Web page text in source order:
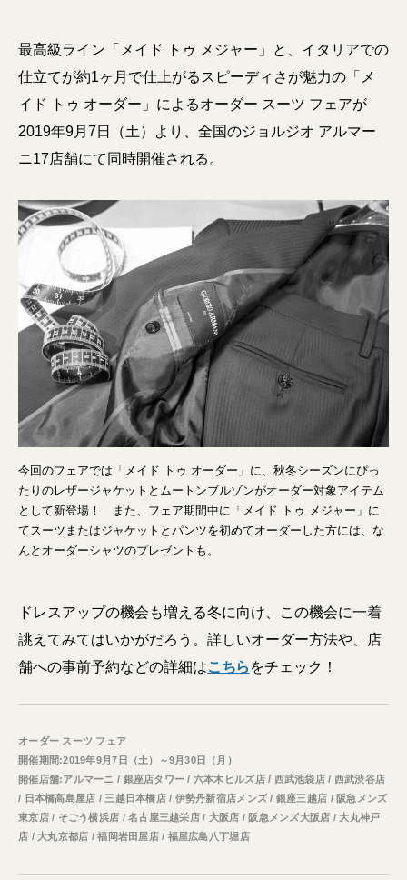
最高級ライン「メイド トゥ メジャー」と、イタリアでの
仕立てが約1ヶ月で仕上がるスピーディさが魅力の「メ
イド トゥ オーダー」によるオーダー スーツ フェアが
2019年9月7日（土）より、全国のジョルジオ アルマー
ニ17店舗にて同時開催される。
今回のフェアでは「メイド トゥ オーダー」に、秋冬シーズンにぴっ
たりのレザージャケットとムートンブルゾンがオーダー対象アイテム
として新登場！ また、フェア期間中に「メイド トゥ メジャー」に
てスーツまたはジャケットとパンツを初めてオーダーした方には、な
んとオーダーシャツのプレゼントも。
ドレスアップの機会も増える冬に向け、この機会に一着
誂えてみてはいかがだろう。詳しいオーダー方法や、店
舗への事前予約などの詳細はこちら をチェック！
オーダー スーツ フェア
開催期間:2019年9月7日（土）～9月30日（月）
開催店舗:アルマーニ / 銀座店タワー / 六本木ヒルズ店 / 西武池袋店 / 西武渋谷店
/ 日本橋高島屋店 / 三越日本橋店 / 伊勢丹新宿店メンズ / 銀座三越店 / 阪急メンズ
東京店 / そごう横浜店 / 名古屋三越栄店 / 大阪店 / 阪急メンズ大阪店 / 大丸神戸
店 / 大丸京都店 / 福岡岩田屋店 / 福屋広島八丁堀店